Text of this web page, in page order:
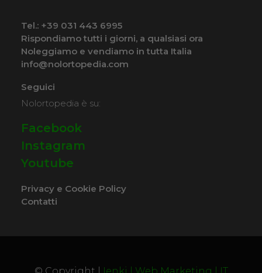
COSTO NOLEGGIO
da 89,00€
SCHEDA COMPLETA
Noleggio Carrozzina
pieghevole ad autospinta
- Seduta 60 cm - Obesi
Tel.: +39 031 443 6995
Rispondiamo tutti i giorni, a qualsiasi ora
Noleggiamo e vendiamo in tutta Italia
info@nolortopedia.com
Seguici
Nolortopedia è su:
Facebook
Instagram
Youtube
Privacy e Cookie Policy
Contatti